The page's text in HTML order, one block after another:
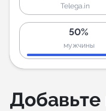
Telega.in
50%
мужчины